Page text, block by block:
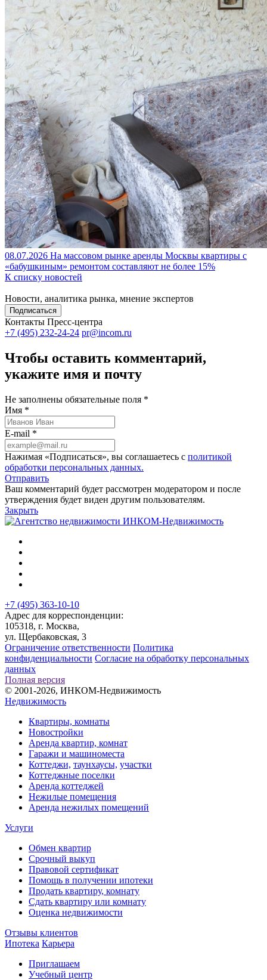
08.07.2026 На массовом рынке аренды Москвы квартиры с
«бабушкиным» ремонтом составляют не более 15%
К списку новостей
Новости, аналитика рынка, мнение экспертов
Подписаться
Контакты Пресс-центра
+7 (495) 232-24-24 pr@incom.ru
Чтобы оставить комментарий,
укажите имя и почту
Не заполнены обязательные поля *
Имя *
E-mail *
Нажимая «Подписаться», вы соглашаетесь с политикой
обработки персональных данных.
Отправить
Ваш комментарий будет рассмотрен модератором и после
утверждения будет виден другим пользователям.
Закрыть
+7 (495) 363-10-10
Адрес для корреспонденции:
105318, г. Москва,
ул. Щербаковская, 3
Ограничение ответственности Политика
конфиденциальности Согласие на обработку персональных
данных
Полная версия
© 2001-2026, ИНКОМ-Недвижимость
Недвижимость
Квартиры, комнаты
Новостройки
Аренда квартир, комнат
Гаражи и машиноместа
Коттеджи, таунхаусы, участки
Коттеджные поселки
Аренда коттеджей
Нежилые помещения
Аренда нежилых помещений
Услуги
Обмен квартир
Срочный выкуп
Правовой сертификат
Помощь в получении ипотеки
Продать квартиру, комнату
Сдать квартиру или комнату
Оценка недвижимости
Отзывы клиентов
Ипотека Карьера
Приглашаем
Учебный центр